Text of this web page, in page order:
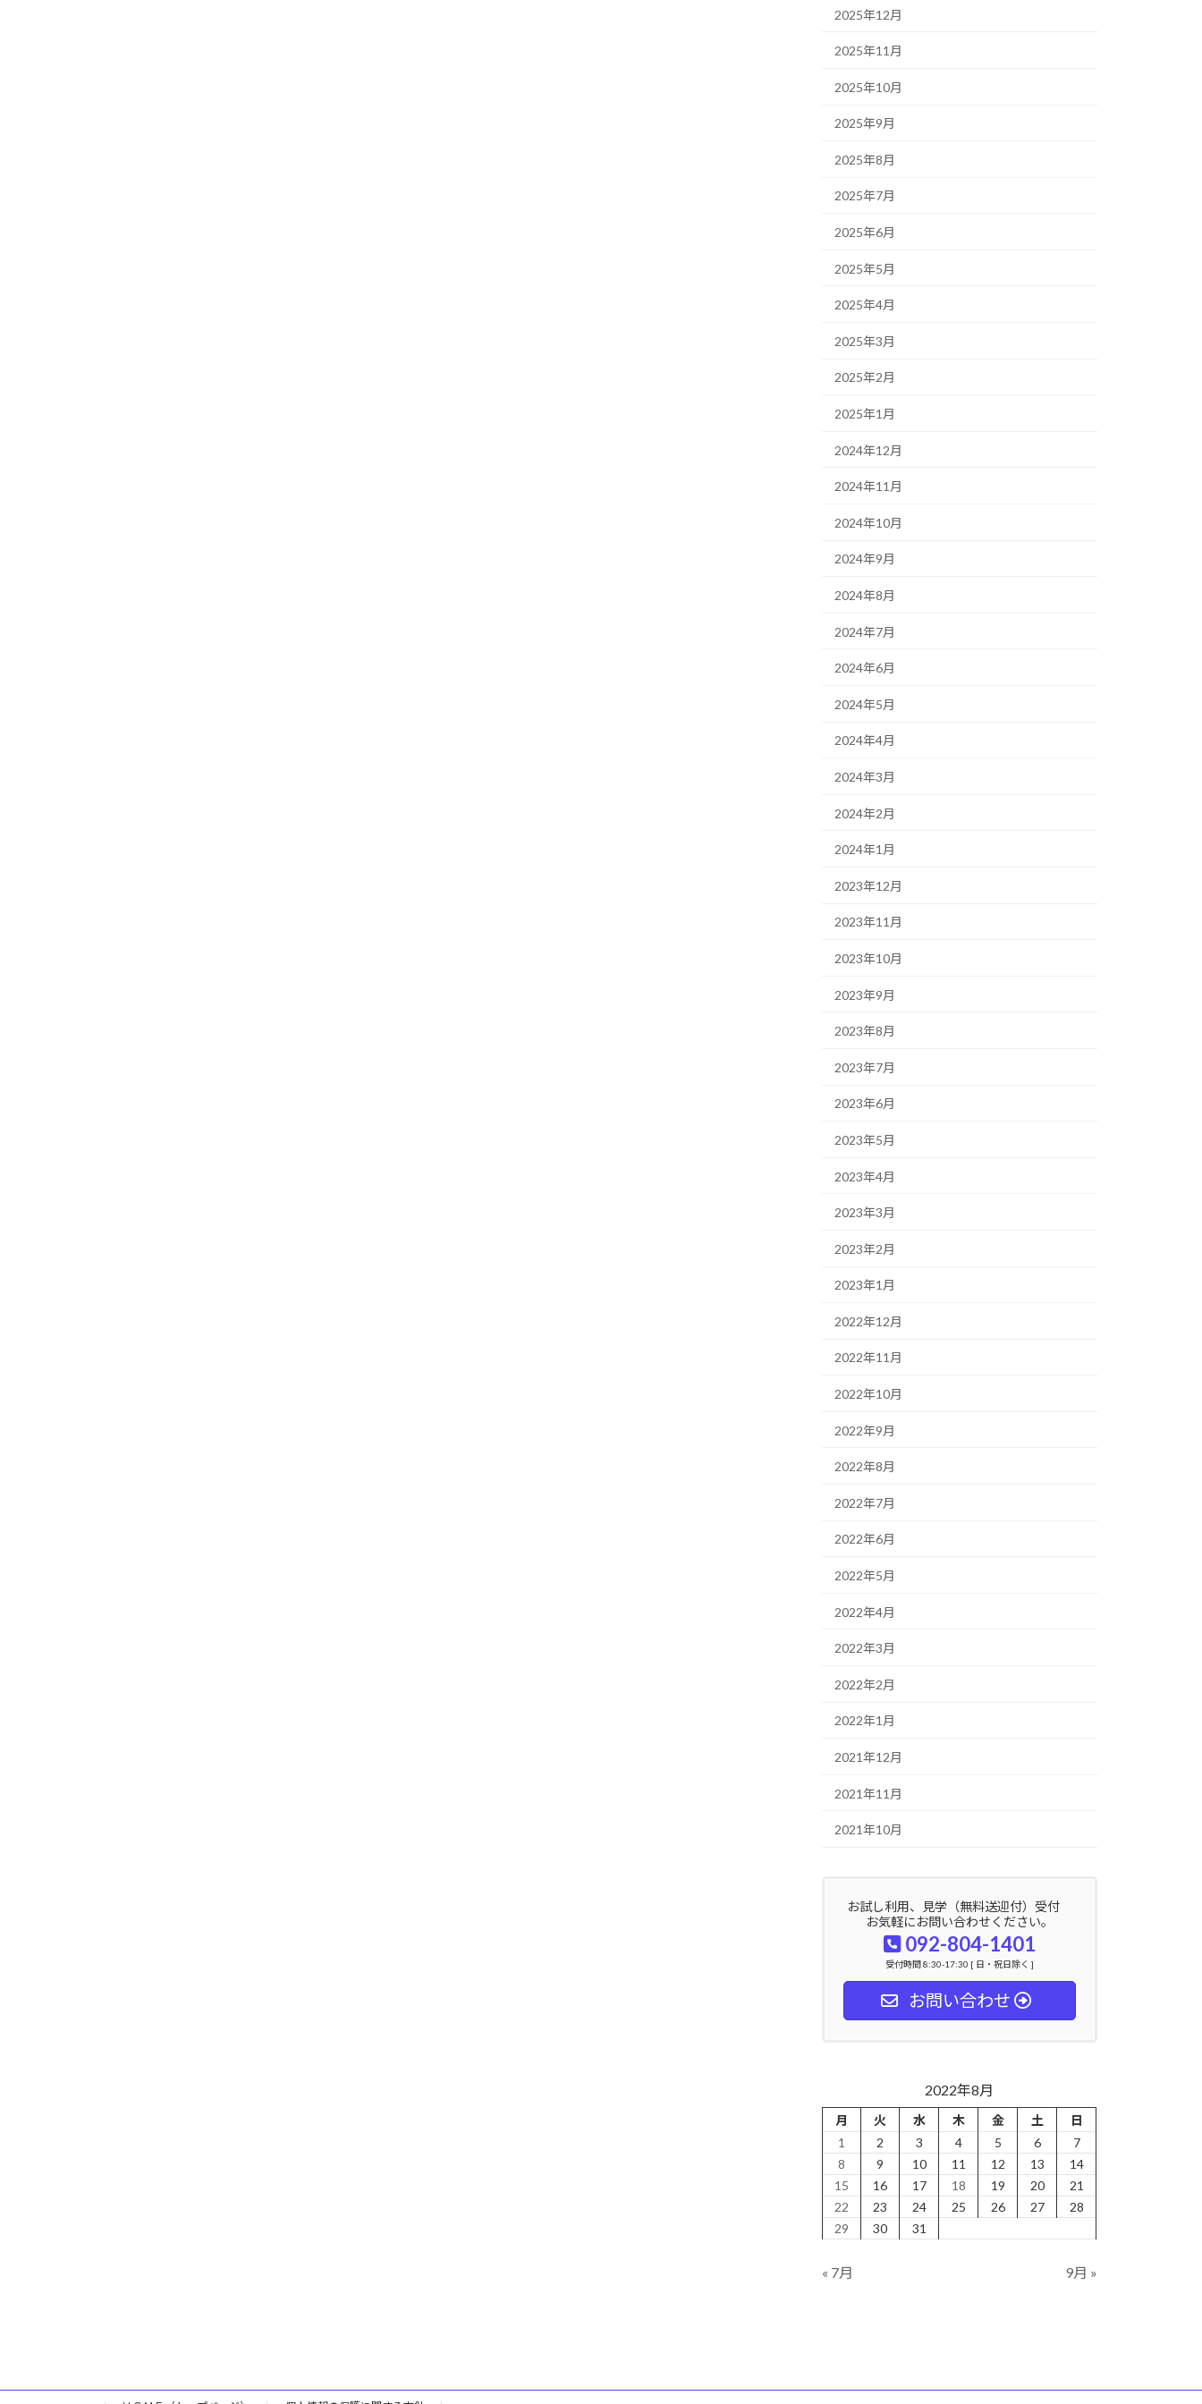
2025年12月
2025年11月
2025年10月
2025年9月
2025年8月
2025年7月
2025年6月
2025年5月
2025年4月
2025年3月
2025年2月
2025年1月
2024年12月
2024年11月
2024年10月
2024年9月
2024年8月
2024年7月
2024年6月
2024年5月
2024年4月
2024年3月
2024年2月
2024年1月
2023年12月
2023年11月
2023年10月
2023年9月
2023年8月
2023年7月
2023年6月
2023年5月
2023年4月
2023年3月
2023年2月
2023年1月
2022年12月
2022年11月
2022年10月
2022年9月
2022年8月
2022年7月
2022年6月
2022年5月
2022年4月
2022年3月
2022年2月
2022年1月
2021年12月
2021年11月
2021年10月
お試し利用、見学（無料送迎付）受付
お気軽にお問い合わせください。
092-804-1401
受付時間 8:30-17:30 [ 日・祝日除く ]
お問い合わせ
2022年8月
月 火 水 木 金 土
日
1
2 3 4 5 6
7
8
9 10 11 12 13
14
15
16 17 18 19 20
21
22
23 24 25 26 27
28
29
30 31
« 7月 9月 »